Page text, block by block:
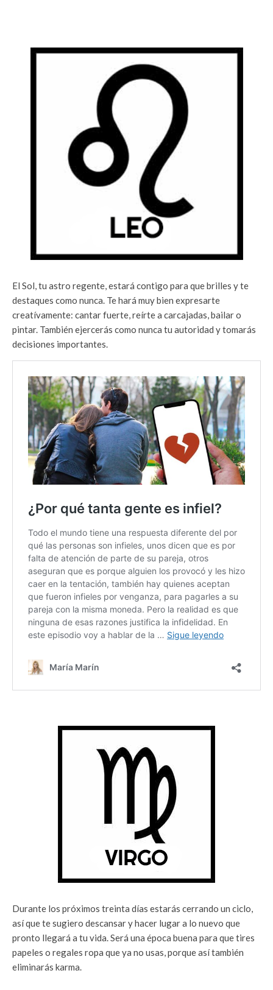
El Sol, tu astro regente, estará contigo para que brilles y te
destaques como nunca. Te hará muy bien expresarte
creatívamente: cantar fuerte, reírte a carcajadas, bailar o
pintar. También ejercerás como nunca tu autoridad y tomarás
decisiones importantes.
Durante los próximos treinta días estarás cerrando un ciclo,
así que te sugiero descansar y hacer lugar a lo nuevo que
pronto llegará a tu vida. Será una época buena para que tires
papeles o regales ropa que ya no usas, porque así también
eliminarás karma.